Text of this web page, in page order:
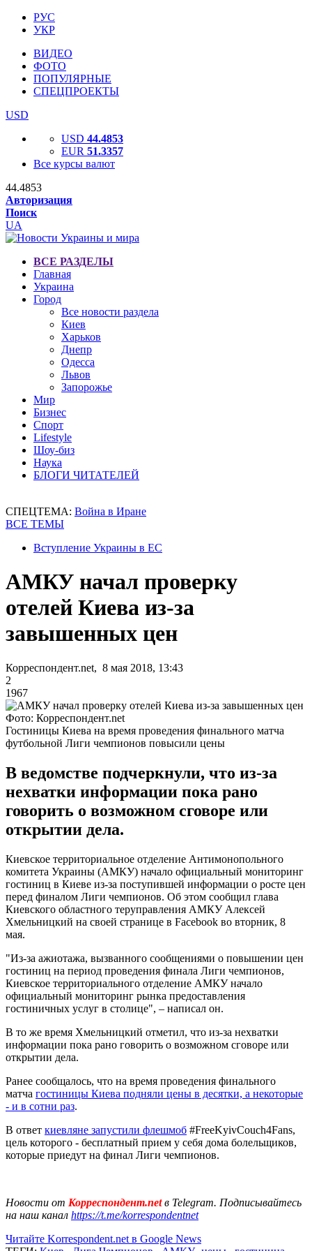
РУС
УКР
ВИДЕО
ФОТО
ПОПУЛЯРНЫЕ
СПЕЦПРОЕКТЫ
USD
USD 44.4853
EUR 51.3357
Все курсы валют
44.4853
Авторизация
Поиск
UA
ВСЕ РАЗДЕЛЫ
Главная
Украина
Город
Все новости раздела
Киев
Харьков
Днепр
Одесса
Львов
Запорожье
Мир
Бизнес
Спорт
Lifestyle
Шоу-биз
Наука
БЛОГИ ЧИТАТЕЛЕЙ
СПЕЦТЕМА: Война в Иране
ВСЕ ТЕМЫ
Вступление Украины в ЕС
АМКУ начал проверку
отелей Киева из-за
завышенных цен
Корреспондент.net, 8 мая 2018, 13:43
2
1967
Фото: Корреспондент.net
Гостиницы Киева на время проведения финального матча
футбольной Лиги чемпионов повысили цены
В ведомстве подчеркнули, что из-за
нехватки информации пока рано
говорить о возможном сговоре или
открытии дела.
Киевское территориальное отделение Антимонопольного
комитета Украины (АМКУ) начало официальный мониторинг
гостиниц в Киеве из-за поступившей информации о росте цен
перед финалом Лиги чемпионов. Об этом сообщил глава
Киевского областного теруправления АМКУ Алексей
Хмельницкий на своей странице в Facebook во вторник, 8
мая.
"Из-за ажиотажа, вызванного сообщениями о повышении цен
гостиниц на период проведения финала Лиги чемпионов,
Киевское территориального отделение АМКУ начало
официальный мониторинг рынка предоставления
гостиничных услуг в столице", – написал он.
В то же время Хмельницкий отметил, что из-за нехватки
информации пока рано говорить о возможном сговоре или
открытии дела.
Ранее сообщалось, что на время проведения финального
матча гостиницы Киева подняли цены в десятки, а некоторые
- и в сотни раз.
В ответ киевляне запустили флешмоб #FreeKyivCouch4Fans,
цель которого - бесплатный прием у себя дома болельщиков,
которые приедут на финал Лиги чемпионов.
Новости от Корреспондент.netв Telegram. Подписывайтесь
на наш канал https://t.me/korrespondentnet
Читайте Korrespondent.net в Google News